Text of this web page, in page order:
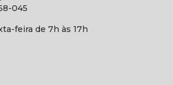
045
feira de 7h às 17h